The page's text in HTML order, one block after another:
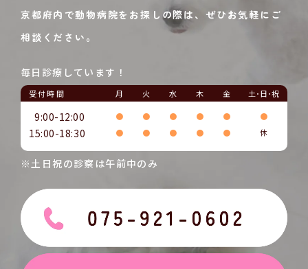
京都府内で動物病院をお探しの際は、ぜひお気軽にご
相談ください。
毎日診療しています！
受付時間 月 火 水 木 金 土･日･祝
9:00-12:00 ● ● ● ● ● ●
15:00-18:30 ● ● ● ● ● 休
※土日祝の診察は午前中のみ